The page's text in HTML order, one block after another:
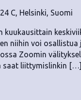
C, Helsinki, Suomi
niihin voi osallistua
Zoomin
saat liittymislinkin […]